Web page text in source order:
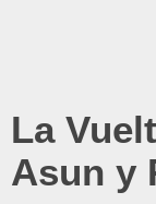
La
Asun y